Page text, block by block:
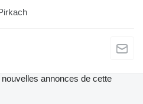
annonces de cette